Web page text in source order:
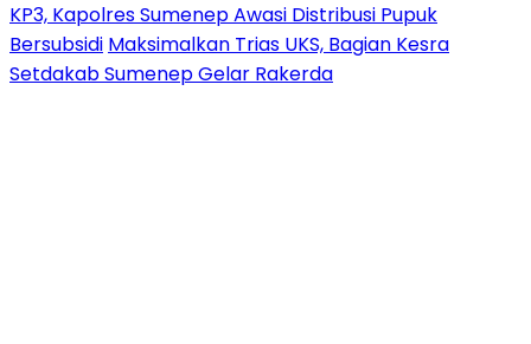
KP3, Kapolres Sumenep Awasi Distribusi Pupuk
Bersubsidi Maksimalkan Trias UKS, Bagian Kesra
Setdakab Sumenep Gelar Rakerda